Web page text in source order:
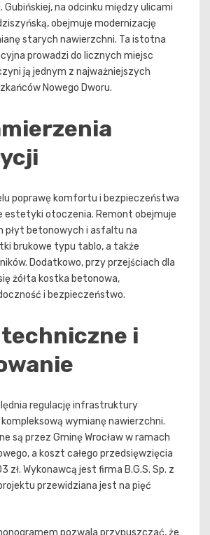
Gubińskiej, na odcinku między ulicami
obejmuje modernizację
starych nawierzchni. Ta istotna
prowadzi do licznych miejsc
ją jednym z najważniejszych
Nowego Dworu.
poprawę komfortu i bezpieczeństwa
estetyki otoczenia. Remont obejmuje
płyt betonowych i asfaltu na
brukowe typu tablo, a także
Dodatkowo, przy przejściach dla
żółta kostka betonowa,
i bezpieczeństwo.
i
regulację infrastruktury
wymianę nawierzchni.
są przez Gminę Wrocław w ramach
a koszt całego przedsięwzięcia
zł. Wykonawcą jest firma B.G.S. Sp. z
przewidziana jest na pięć